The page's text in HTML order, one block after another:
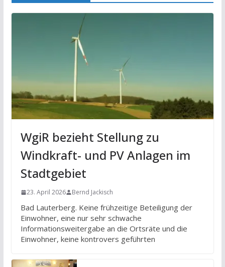
WgiR bezieht Stellung zu
Windkraft- und PV Anlagen im
Stadtgebiet
23. April 2026 Bernd Jackisch
Bad Lauterberg. Keine frühzeitige Beteiligung der
Einwohner, eine nur sehr schwache
Informationsweitergabe an die Ortsräte und die
Einwohner, keine kontrovers geführten